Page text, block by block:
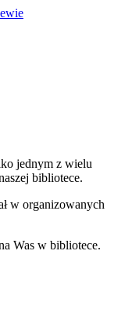
jednym z wielu
bibliotece.
w organizowanych
Was w bibliotece.